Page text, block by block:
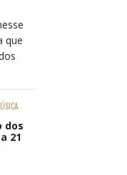
que
dos
21